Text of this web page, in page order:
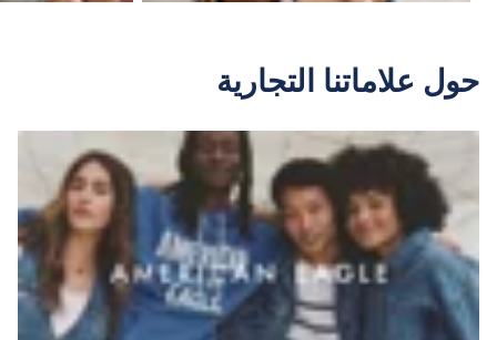
حول علاماتنا التجارية